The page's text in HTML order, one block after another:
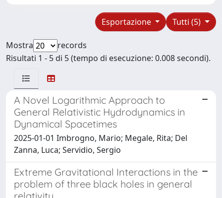
Tutti (5)
Esportazione
Mostra
records
Risultati 1 - 5 di 5 (tempo di esecuzione: 0.008 secondi).
A Novel Logarithmic Approach to
General Relativistic Hydrodynamics in
Dynamical Spacetimes
2025-01-01 Imbrogno, Mario; Megale, Rita; Del
Zanna, Luca; Servidio, Sergio
Extreme Gravitational Interactions in the
problem of three black holes in general